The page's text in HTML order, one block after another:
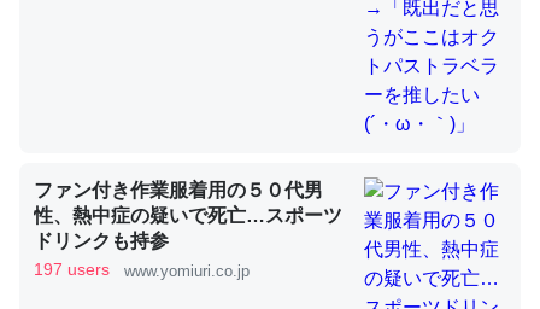
─ニュース :: 【研究発表】昆虫学の大問題＝「昆虫はなぜ海にいな
ウチもEchoを実家に置いて４年。でたまに覗いてる。ぼ
ちぼちRingも置こうかと画策中。あと、Googleマップで
位置情報を共有してる。電池残量や充電中かが分かるので
ファン付き作業服着用の５０代男
性、熱中症の疑いで死亡…スポーツ
ドリンクも持参
197 users www.yomiuri.co.jp